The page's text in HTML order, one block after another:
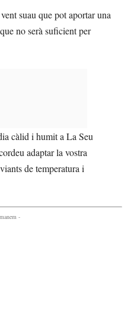
suau que pot aportar una
no serà suficient per
càlid i humit a La Seu
adaptar la vostra
de temperatura i
-